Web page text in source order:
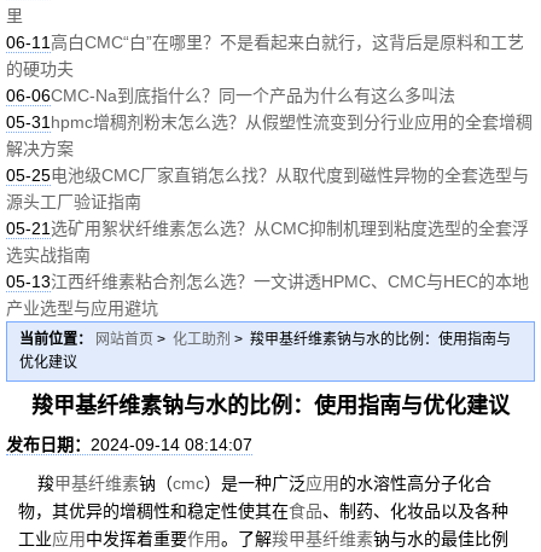
里
06-11高白CMC“白”在哪里？不是看起来白就行，这背后是原料和工艺
的硬功夫
06-06CMC-Na到底指什么？同一个产品为什么有这么多叫法
05-31 hpmc增稠剂粉末怎么选？从假塑性流变到分行业应用的全套增稠
解决方案
05-25电池级CMC厂家直销怎么找？从取代度到磁性异物的全套选型与
源头工厂验证指南
05-21选矿用絮状纤维素怎么选？从CMC抑制机理到粘度选型的全套浮
选实战指南
05-13江西纤维素粘合剂怎么选？一文讲透HPMC、CMC与HEC的本地
产业选型与应用避坑
当前位置： 网站首页 > 化工助剂 > 羧甲基纤维素钠与水的比例：使用指南与
优化建议
羧甲基纤维素钠与水的比例：使用指南与优化建议
发布日期： 2024-09-14 08:14:07
羧甲基纤维素钠（cmc）是一种广泛应用的水溶性高分子化合
物，其优异的增稠性和稳定性使其在食品、制药、化妆品以及各种
工业应用中发挥着重要作用。了解羧甲基纤维素钠与水的最佳比例